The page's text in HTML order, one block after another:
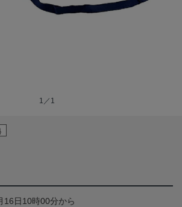
1／1
16日10時00分から